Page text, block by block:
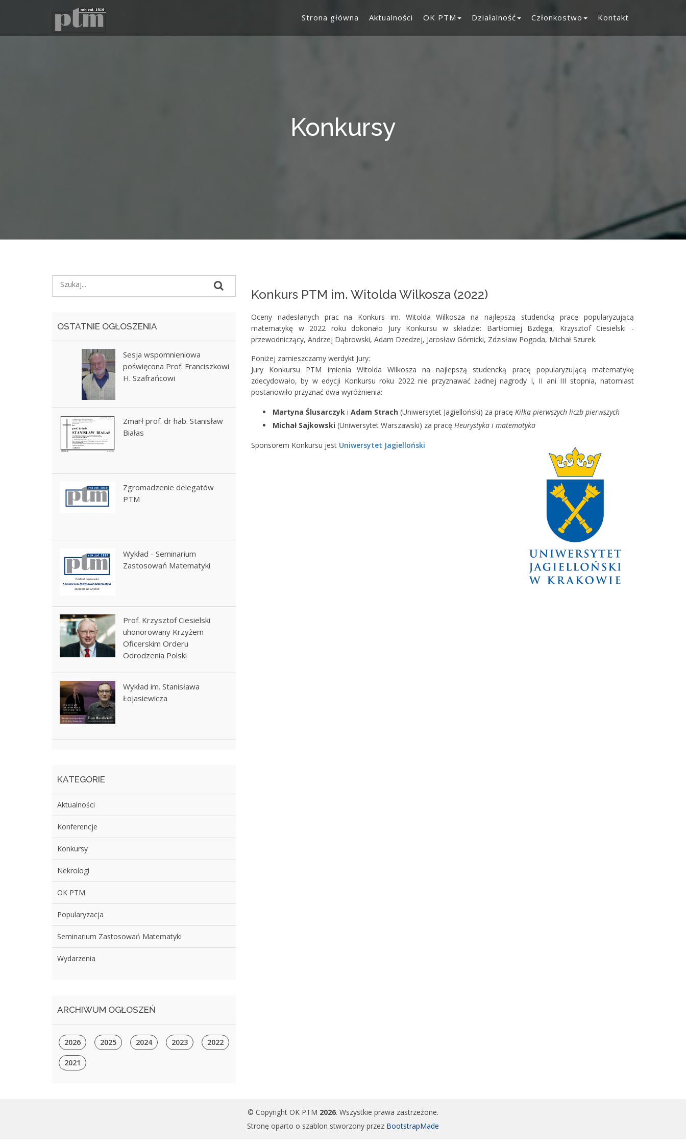
Strona główna Aktualności OK PTM Działalność Członkostwo Kontakt
Konkursy
OSTATNIE OGŁOSZENIA
Sesja wspomnieniowa
poświęcona Prof. Franciszkowi
H. Szafrańcowi
Zmarł prof. dr hab. Stanisław
Białas
Zgromadzenie delegatów
PTM
Wykład - Seminarium
Zastosowań Matematyki
Prof. Krzysztof Ciesielski
uhonorowany Krzyżem
Oficerskim Orderu
Odrodzenia Polski
Wykład im. Stanisława
Łojasiewicza
KATEGORIE
Aktualności
Konferencje
Konkursy
Nekrologi
OK PTM
Popularyzacja
Seminarium Zastosowań Matematyki
Wydarzenia
ARCHIWUM OGŁOSZEŃ
2026 2025 2024 2023 2022
2021
Konkurs PTM im. Witolda Wilkosza (2022)
Oceny nadesłanych prac na Konkurs im. Witolda Wilkosza na najlepszą studencką pracę popularyzującą
matematykę w 2022 roku dokonało Jury Konkursu w składzie: Bartłomiej Bzdęga, Krzysztof Ciesielski -
przewodniczący, Andrzej Dąbrowski, Adam Dzedzej, Jarosław Górnicki, Zdzisław Pogoda, Michał Szurek.
Poniżej zamieszczamy werdykt Jury:
Jury Konkursu PTM imienia Witolda Wilkosza na najlepszą studencką pracę popularyzującą matematykę
zdecydowało, by w edycji Konkursu roku 2022 nie przyznawać żadnej nagrody I, II ani III stopnia, natomiast
postanowiło przyznać dwa wyróżnienia:
Martyna Ślusarczyk i Adam Strach (Uniwersytet Jagielloński) za pracę Kilka pierwszych liczb pierwszych
Michał Sajkowski (Uniwersytet Warszawski) za pracę Heurystyka i matematyka
Sponsorem Konkursu jest Uniwersytet Jagielloński
© Copyright OK PTM 2026. Wszystkie prawa zastrzeżone.
Stronę oparto o szablon stworzony przez BootstrapMade